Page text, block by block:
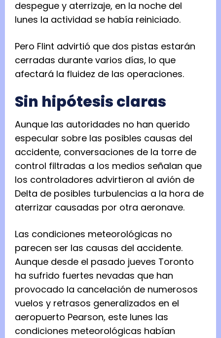
despegue y aterrizaje, en la noche del
lunes la actividad se había reiniciado.
Pero Flint advirtió que dos pistas estarán
cerradas durante varios días, lo que
afectará la fluidez de las operaciones.
Sin hipótesis claras
Aunque las autoridades no han querido
especular sobre las posibles causas del
accidente, conversaciones de la torre de
control filtradas a los medios señalan que
los controladores advirtieron al avión de
Delta de posibles turbulencias a la hora de
aterrizar causadas por otra aeronave.
Las condiciones meteorológicas no
parecen ser las causas del accidente.
Aunque desde el pasado jueves Toronto
ha sufrido fuertes nevadas que han
provocado la cancelación de numerosos
vuelos y retrasos generalizados en el
aeropuerto Pearson, este lunes las
condiciones meteorológicas habían